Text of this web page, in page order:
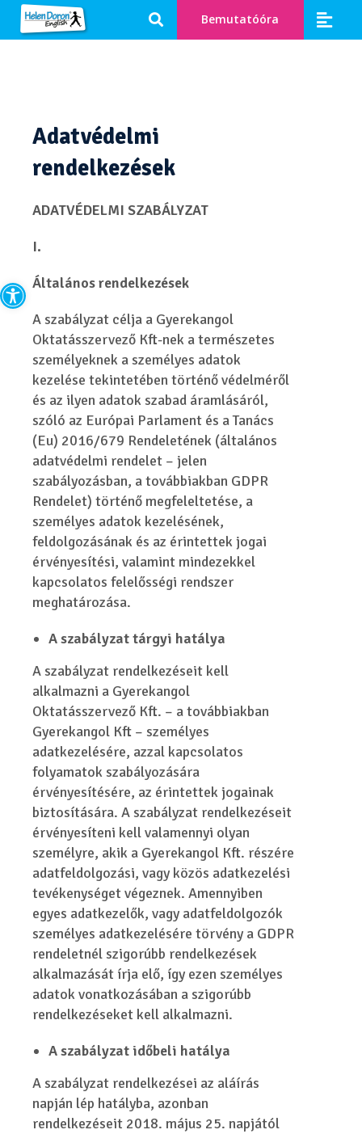
Eszköztár megnyitása
Bemutatóóra
Adatvédelmi
rendelkezések
ADATVÉDELMI SZABÁLYZAT
I.
Általános rendelkezések
A szabályzat célja a Gyerekangol
Oktatásszervező Kft-nek a természetes
személyeknek a személyes adatok
kezelése tekintetében történő védelméről
és az ilyen adatok szabad áramlásáról,
szóló az Európai Parlament és a Tanács
(Eu) 2016/679 Rendeletének (általános
adatvédelmi rendelet – jelen
szabályozásban, a továbbiakban GDPR
Rendelet) történő megfeleltetése, a
személyes adatok kezelésének,
feldolgozásának és az érintettek jogai
érvényesítési, valamint mindezekkel
kapcsolatos felelősségi rendszer
meghatározása.
A szabályzat tárgyi hatálya
A szabályzat rendelkezéseit kell
alkalmazni a Gyerekangol
Oktatásszervező Kft. – a továbbiakban
Gyerekangol Kft – személyes
adatkezelésére, azzal kapcsolatos
folyamatok szabályozására
érvényesítésére, az érintettek jogainak
biztosítására. A szabályzat rendelkezéseit
érvényesíteni kell valamennyi olyan
személyre, akik a Gyerekangol Kft. részére
adatfeldolgozási, vagy közös adatkezelési
tevékenységet végeznek. Amennyiben
egyes adatkezelők, vagy adatfeldolgozók
személyes adatkezelésére törvény a GDPR
rendeletnél szigorúbb rendelkezések
alkalmazását írja elő, így ezen személyes
adatok vonatkozásában a szigorúbb
rendelkezéseket kell alkalmazni.
A szabályzat időbeli hatálya
A szabályzat rendelkezései az aláírás
napján lép hatályba, azonban
rendelkezéseit 2018. május 25. napjától